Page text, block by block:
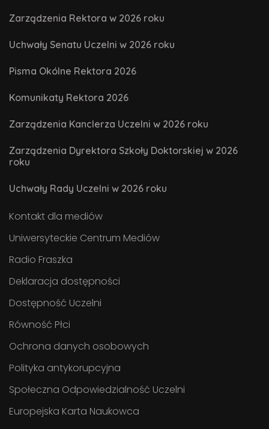
Zarządzenia Rektora w 2026 roku
Uchwały Senatu Uczelni w 2026 roku
Pisma Okólne Rektora 2026
Komunikaty Rektora 2026
Zarządzenia Kanclerza Uczelni w 2026 roku
Zarządzenia Dyrektora Szkoły Doktorskiej w 2026
roku
Uchwały Rady Uczelni w 2026 roku
Kontakt dla mediów
Uniwersyteckie Centrum Mediów
Radio Fraszka
Deklaracja dostępności
Dostępność Uczelni
Równość Płci
Ochrona danych osobowych
Polityka antykorupcyjna
Społeczna Odpowiedzialność Uczelni
Europejska Karta Naukowca